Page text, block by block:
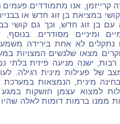
קרייזמן, אנו מתמודדים פעמים
במציאת בן זוג חדש או
בן זוג חדש, וכך גם קושי
ומיניים מסודרים. בנוסף,
נתקלים לא אחת בירידה
מצאו שלנשים המצויות
רבות, ישנה מניעה פיזית בלתי
של פעילות מינית רגילה.
מינית, הנמצאות במערכת
למצוא עצמן חושקות במגע
ממנו ברמות דומות לאלה